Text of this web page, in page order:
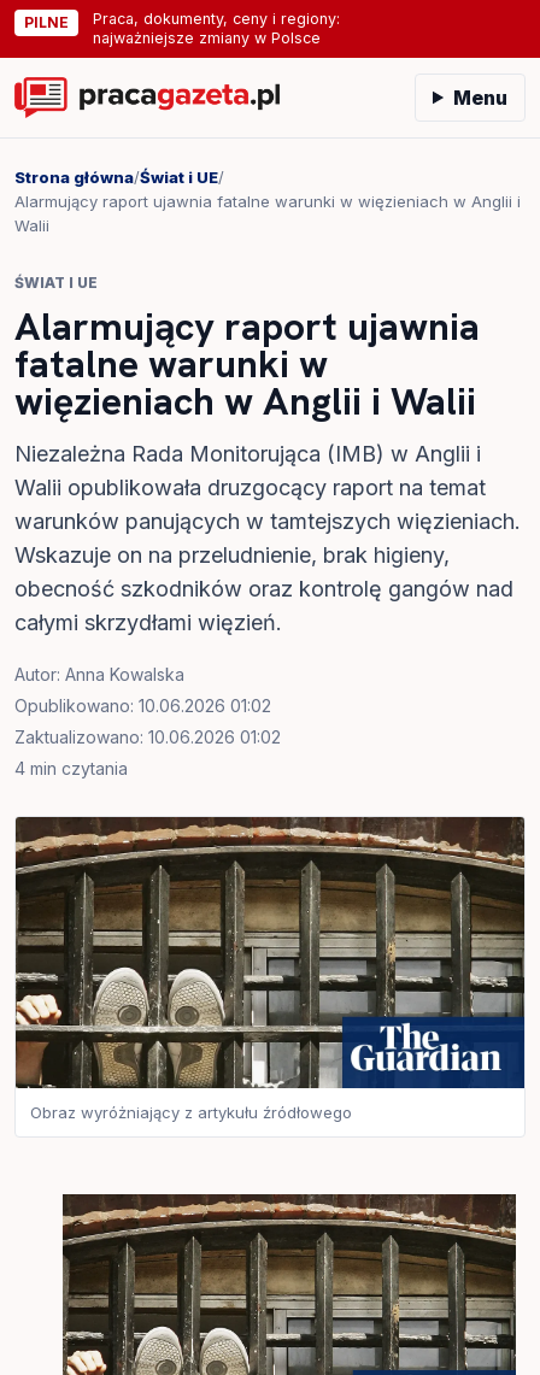
PILNE
Praca, dokumenty, ceny i regiony:
najważniejsze zmiany w Polsce
Menu
Strona główna/Świat i UE/
Alarmujący raport ujawnia fatalne warunki w więzieniach w Anglii i
Walii
ŚWIAT I UE
Alarmujący raport ujawnia
fatalne warunki w
więzieniach w Anglii i Walii
Niezależna Rada Monitorująca (IMB) w Anglii i
Walii opublikowała druzgocący raport na temat
warunków panujących w tamtejszych więzieniach.
Wskazuje on na przeludnienie, brak higieny,
obecność szkodników oraz kontrolę gangów nad
całymi skrzydłami więzień.
Autor: Anna Kowalska
Opublikowano: 10.06.2026 01:02
Zaktualizowano: 10.06.2026 01:02
4 min czytania
Obraz wyróżniający z artykułu źródłowego